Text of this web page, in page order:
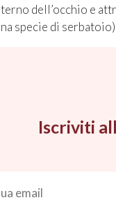
dell’occhio e
specie di
Iscriviti